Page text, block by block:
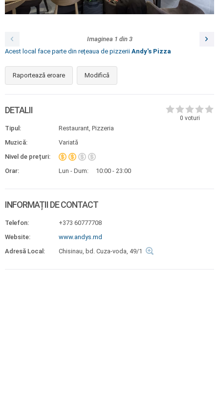
Imaginea 1 din 3
Acest local face parte din rețeaua de pizzerii Andy's Pizza
Raportează eroare Modifică
0 voturi
DETALII
Tipul:
Restaurant, Pizzeria
Muzică:
Variată
Nivel de prețuri:
Orar:
Lun - Dum: 10:00 - 23:00
INFORMAȚII DE CONTACT
Telefon:
+373 60777708
Website:
www.andys.md
Adresă Local:
Chisinau, bd. Cuza-voda, 49/1